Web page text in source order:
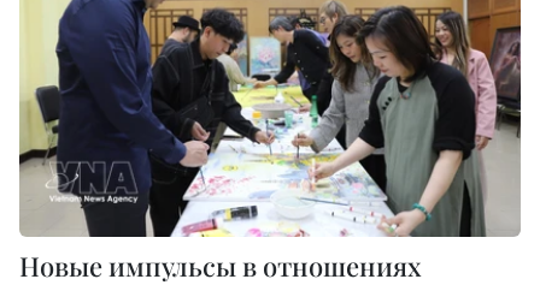
Новые импульсы в отношениях